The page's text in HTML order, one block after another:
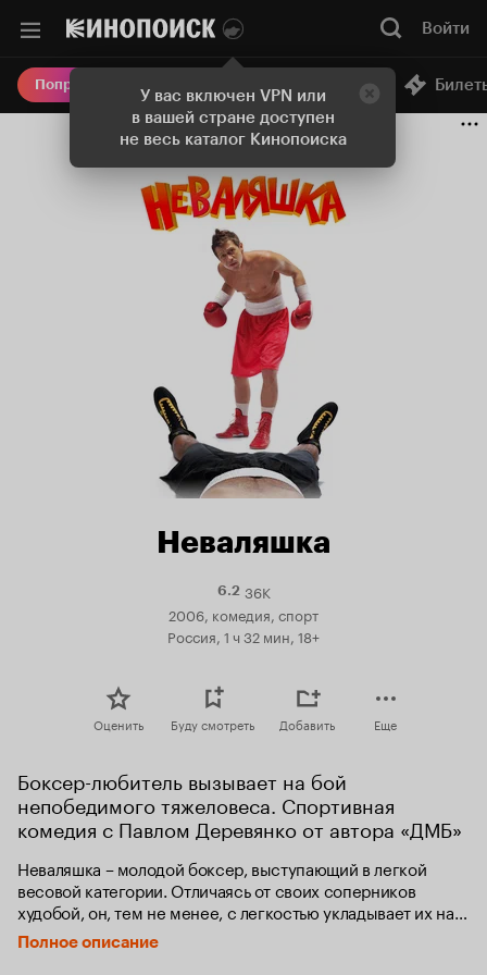
У вас включен VPN или
в вашей стране доступен
не весь каталог Кинопоиска
Войти
Попробовать Плюс Онлайн-кинотеатр
Неваляшка
6.2Рейтинг
6.2
36K
2006, комедия, спорт
Россия, 1 ч 32 мин, 18+
Оценить Буду смотреть Добавить Еще
Боксер-любитель вызывает на бой
непобедимого тяжеловеса. Спортивная
комедия с Павлом Деревянко от автора «ДМБ»
Неваляшка – молодой боксер, выступающий в легкой
весовой категории. Отличаясь от своих соперников
худобой, он, тем не менее, с легкостью укладывает их на
ринг. Устав от «легких» побед, Неваляшка жаждет
нокаутировать противника посерьезнее.
Полное описание